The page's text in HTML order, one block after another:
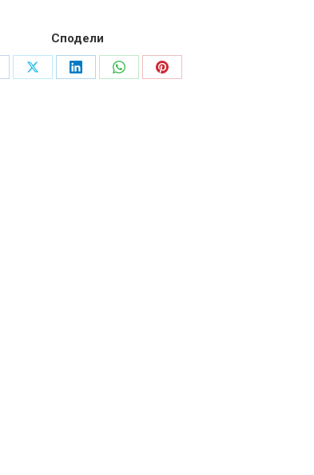
Сподели
Share
Share
Share
Share